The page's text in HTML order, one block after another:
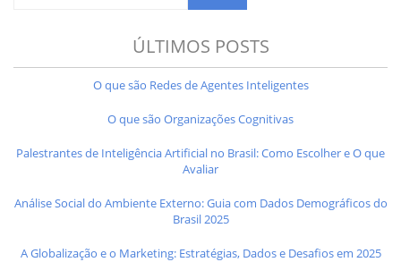
ÚLTIMOS POSTS
O que são Redes de Agentes Inteligentes
O que são Organizações Cognitivas
Palestrantes de Inteligência Artificial no Brasil: Como Escolher e O que
Avaliar
Análise Social do Ambiente Externo: Guia com Dados Demográficos do
Brasil 2025
A Globalização e o Marketing: Estratégias, Dados e Desafios em 2025